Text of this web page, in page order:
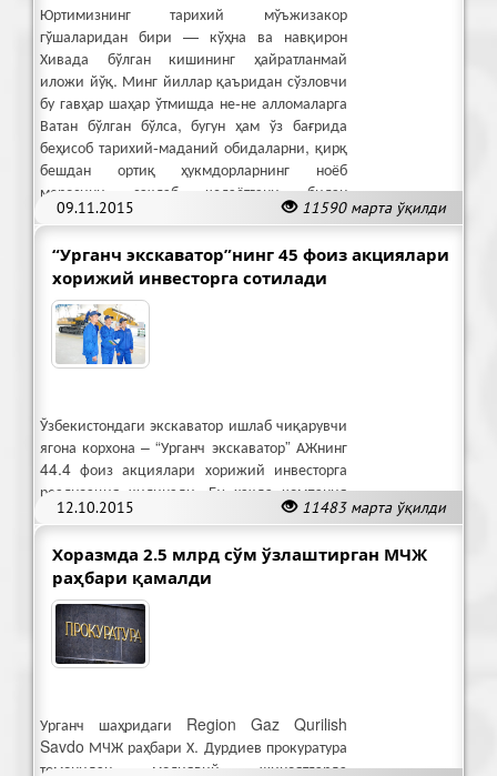
09.11.2015 11590 марта ўқилди
Юртимизнинг тарихий мўъжизакор
гўшаларидан бири — кўҳна ва навқирон
Хивада бўлган кишининг ҳайратланмай
иложи йўқ. Минг йиллар қаъридан сўзловчи
бу гавҳар шаҳар ўтмишда не-не алломаларга
Ватан бўлган бўлса, бугун ҳам ўз бағрида
беҳисоб тарихий-маданий обидаларни, қирқ
бешдан ортиқ ҳукмдорларнинг ноёб
меросини сақлаб келаётгани билан
аҳамиятлидир.
“Урганч экскаватор”нинг 45 фоиз акциялари
хорижий инвесторга сотилади
12.10.2015 11483 марта ўқилди
Ўзбекистондаги экскаватор ишлаб чиқарувчи
ягона корхона – “Урганч экскаватор” АЖнинг
44.4 фоиз акциялари хорижий инвесторга
реализация қилинади. Бу ҳақда компания
хабарномасида айтилди.
Хоразмда 2.5 млрд сўм ўзлаштирган МЧЖ
раҳбари қамалди
Урганч шаҳридаги Region Gaz Qurilish
Savdo МЧЖ раҳбари Х. Дурдиев прокуратура
томонидан молиявий жиноятларда